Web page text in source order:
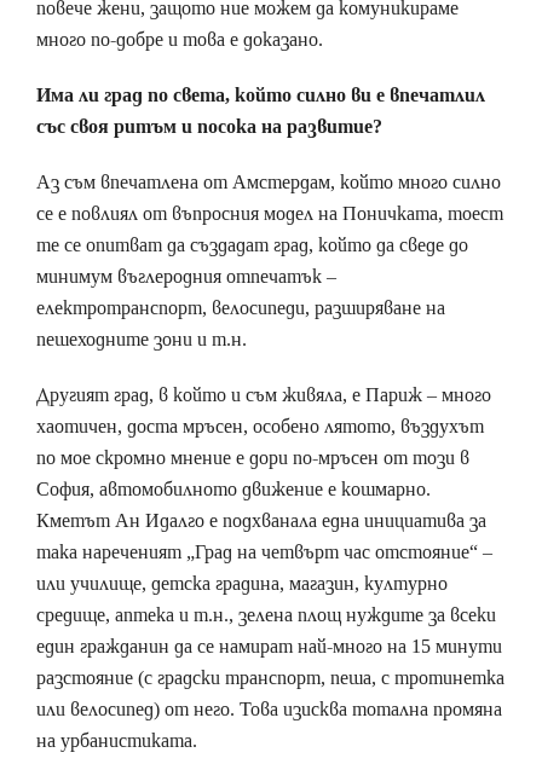
повече жени, защото ние можем да комуникираме
много по-добре и това е доказано.
Има ли град по света, който силно ви е впечатлил
със своя ритъм и посока на развитие?
Аз съм впечатлена от Амстердам, който много силно
се e повлиял от въпросния модел на Поничката, тоест
те се опитват да създадат град, който да сведе до
минимум въглеродния отпечатък –
електротранспорт, велосипеди, разширяване на
пешеходните зони и т.н.
Другият град, в който и съм живяла, е Париж – много
хаотичен, доста мръсен, особено лятото, въздухът
по мое скромно мнение е дори по-мръсен от този в
София, автомобилното движение е кошмарно.
Кметът Ан Идалго е подхванала една инициатива за
така нареченият „Град на четвърт час отстояние“ –
или училище, детска градина, магазин, културно
средище, аптека и т.н., зелена площ нуждите за всеки
един гражданин да се намират най-много на 15 минути
разстояние (с градски транспорт, пеша, с тротинетка
или велосипед) от него. Това изисква тотална промяна
на урбанистиката.